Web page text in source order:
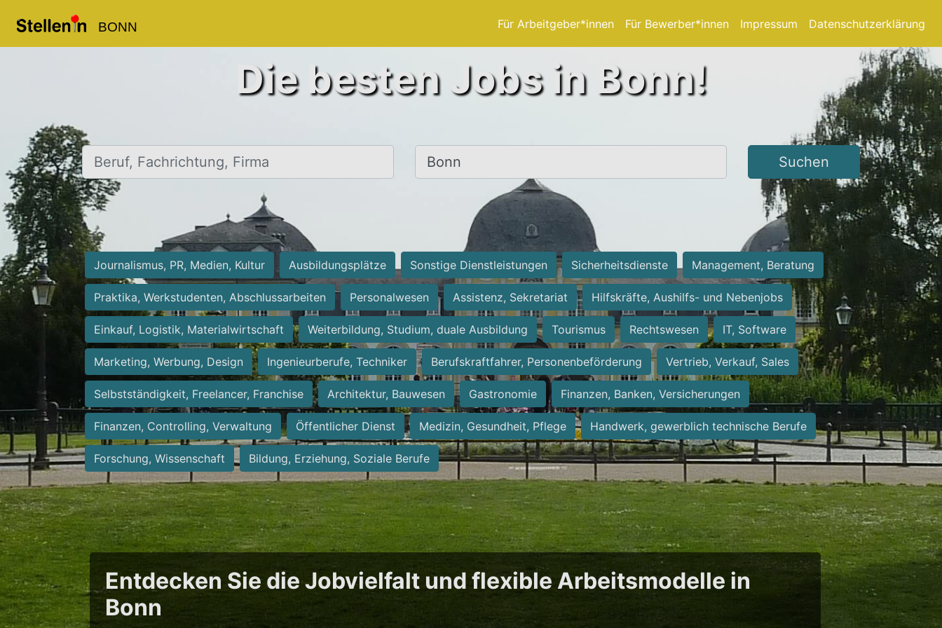
BONN Für Arbeitgeber*innen Für Bewerber*innen Impressum Datenschutzerklärung
Die besten Jobs in Bonn!
Beruf, Fachrichtung, Firma Ort, Stadt Suchen
Journalismus, PR, Medien, Kultur Ausbildungsplätze Sonstige Dienstleistungen Sicherheitsdienste Management, Beratung
Praktika, Werkstudenten, Abschlussarbeiten Personalwesen Assistenz, Sekretariat Hilfskräfte, Aushilfs- und Nebenjobs
Einkauf, Logistik, Materialwirtschaft Weiterbildung, Studium, duale Ausbildung Tourismus Rechtswesen IT, Software
Marketing, Werbung, Design Ingenieurberufe, Techniker Berufskraftfahrer, Personenbeförderung Vertrieb, Verkauf, Sales
Selbstständigkeit, Freelancer, Franchise Architektur, Bauwesen Gastronomie Finanzen, Banken, Versicherungen
Finanzen, Controlling, Verwaltung Öffentlicher Dienst Medizin, Gesundheit, Pflege Handwerk, gewerblich technische Berufe
Forschung, Wissenschaft Bildung, Erziehung, Soziale Berufe
Entdecken Sie die Jobvielfalt und flexible Arbeitsmodelle in
Bonn